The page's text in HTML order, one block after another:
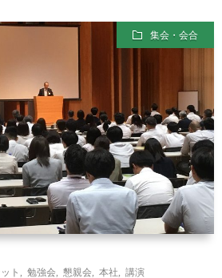
集会・会合
ト
勉強会 懇親会 本社 講演